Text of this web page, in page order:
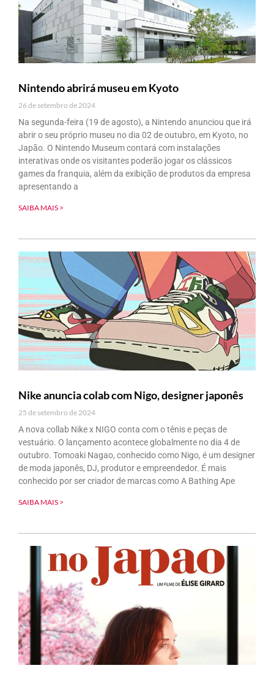
Nintendo abrirá museu em Kyoto
26 de setembro de 2024
Na segunda-feira (19 de agosto), a Nintendo anunciou que irá
abrir o seu próprio museu no dia 02 de outubro, em Kyoto, no
Japão. O Nintendo Museum contará com instalações
interativas onde os visitantes poderão jogar os clássicos
games da franquia, além da exibição de produtos da empresa
apresentando a
SAIBA MAIS >
Nike anuncia colab com Nigo, designer japonês
25 de setembro de 2024
A nova collab Nike x NIGO conta com o tênis e peças de
vestuário. O lançamento acontece globalmente no dia 4 de
outubro.️ Tomoaki Nagao, conhecido como Nigo, é um designer
de moda japonês, DJ, produtor e empreendedor. É mais
conhecido por ser criador de marcas como A Bathing Ape
SAIBA MAIS >